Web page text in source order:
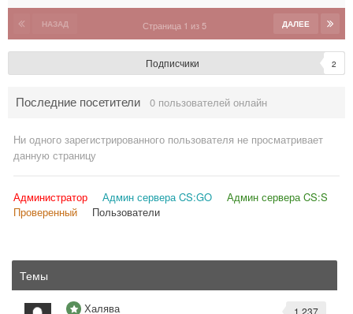
2023
НАЗАД ДАЛЕЕ
Страница 1 из 5
Подписчики 2
Последние посетители 0 пользователей онлайн
Ни одного зарегистрированного пользователя не просматривает
данную страницу
Администратор Админ сервера CS:GO
Админ сервера CS:S
Проверенный
Пользователи
Темы
1 237
Халява